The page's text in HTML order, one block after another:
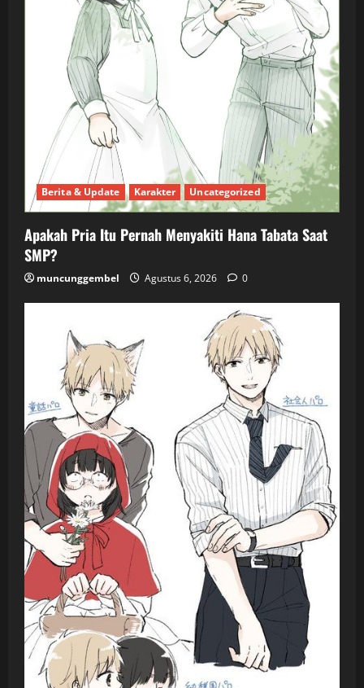
Berita & Update Karakter Uncategorized
Apakah Pria Itu Pernah Menyakiti Hana Tabata Saat
SMP?
muncunggembel Agustus 6, 2026 0